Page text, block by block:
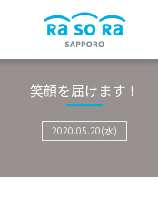
笑顔を届けます！
2020.05.20(水)